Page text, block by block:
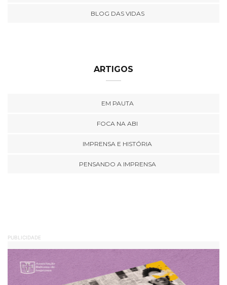
BLOG DAS VIDAS
ARTIGOS
EM PAUTA
FOCA NA ABI
IMPRENSA E HISTÓRIA
PENSANDO A IMPRENSA
PUBLICIDADE